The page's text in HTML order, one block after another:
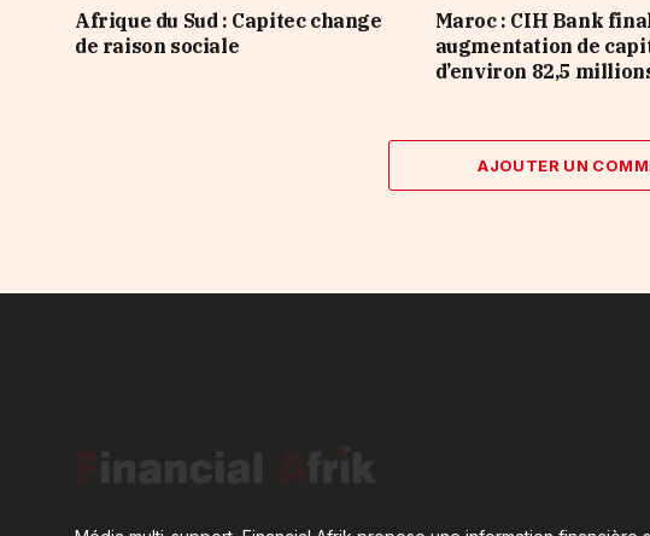
Afrique du Sud : Capitec change
de raison sociale
Maroc : CIH Bank
augmentation de
d’environ 82,5
AJOUTER UN